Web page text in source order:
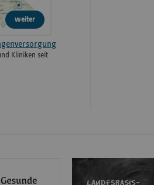
weiter
Kliniken seit